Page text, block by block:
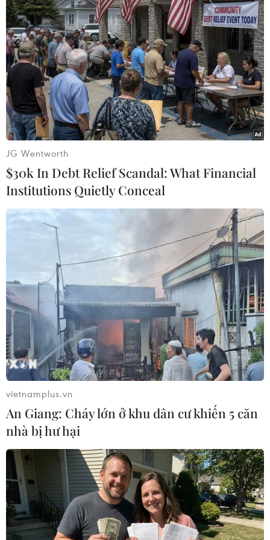
TIN LIÊN QUAN
Ông Maduro nhún nhảy ăn mừng
sau khi tái đắc cử Tổng thống Venezuela
30/07/2024 01:50
Mạng xã hội X đã xuất hiện nhiều đoạn video cho thấy
khoảnh khắc Tổng thống Venezuela đương nhiệm
Nicolas Maduro, 61 tuổi, nhún nhảy ăn mừng sau khi tái
đắc cử tổng thống nhiệm kỳ 2025-2031.
JG Wentworth
$30k In Debt Relief Scandal: What Financial
Institutions Quietly Conceal
vietnamplus.vn
An Giang: Cháy lớn ở khu dân cư khiến 5 căn
nhà bị hư hại